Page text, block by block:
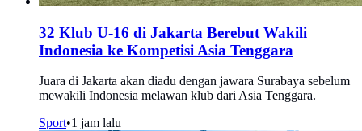
32 Klub U-16 di Jakarta Berebut Wakili
Indonesia ke Kompetisi Asia Tenggara
Juara di Jakarta akan diadu dengan jawara Surabaya sebelum
mewakili Indonesia melawan klub dari Asia Tenggara.
Sport•1 jam lalu